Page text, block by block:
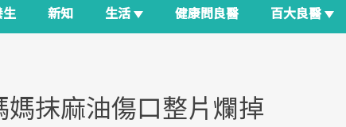
新知 生活 健康問良醫 百大良醫
抹麻油傷口整片爛掉